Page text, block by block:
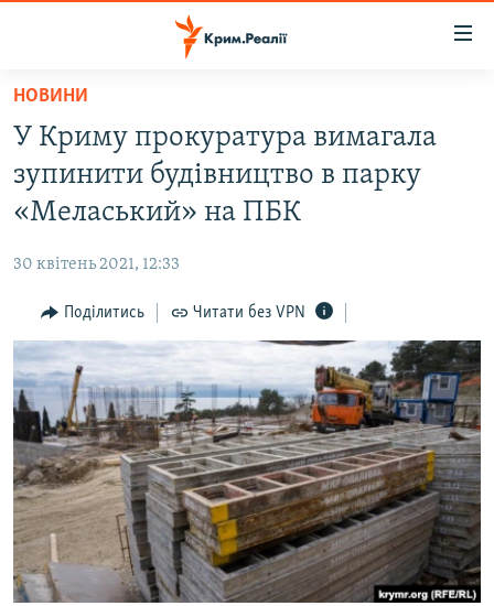
Перейти
основного
матеріалу
Перейти
до
основної
Перейти
до
пошуку
ВОДА.КРИМ
ВІДЕО ТА ФОТО
БЛОГИ
ПОГЛЯД
ІНТЕРВ'Ю
ВСЕ ЗА ДЕНЬ
СПЕЦПРОЕКТИ
ДЕПОРТАЦІЯ
ВІДЕОУРОКИ «ELIFBE»
СВІДЧЕННЯ ОКУПАЦІЇ
УКРАЇНСЬКА ПРОБЛЕМА КРИМУ
ЯК ОБІЙТИ БЛОКУВАННЯ
Русский
Qırımtatar
НОВИНИ
У Криму прокуратура вимагала
зупинити будівництво в парку
«Меласький» на ПБК
30 квітень 2021, 12:33
Поділитись Читати без VPN